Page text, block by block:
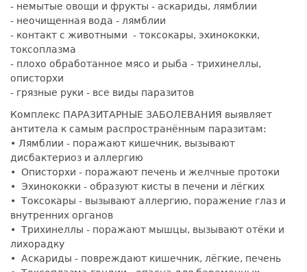
- немытые овощи и фрукты - аскариды, лямблии
- неочищенная вода - лямблии
- контакт с животными - токсокары, эхинококки,
токсоплазма
- плохо обработанное мясо и рыба - трихинеллы,
описторхи
- грязные руки - все виды паразитов
Комплекс ПАРАЗИТАРНЫЕ ЗАБОЛЕВАНИЯ выявляет
антитела к самым распространённым паразитам:
• Лямблии - поражают кишечник, вызывают
дисбактериоз и аллергию
• Описторхи - поражают печень и желчные протоки
• Эхинококки - образуют кисты в печени и лёгких
• Токсокары - вызывают аллергию, поражение глаз и
внутренних органов
• Трихинеллы - поражают мышцы, вызывают отёки и
лихорадку
• Аскариды - повреждают кишечник, лёгкие, печень